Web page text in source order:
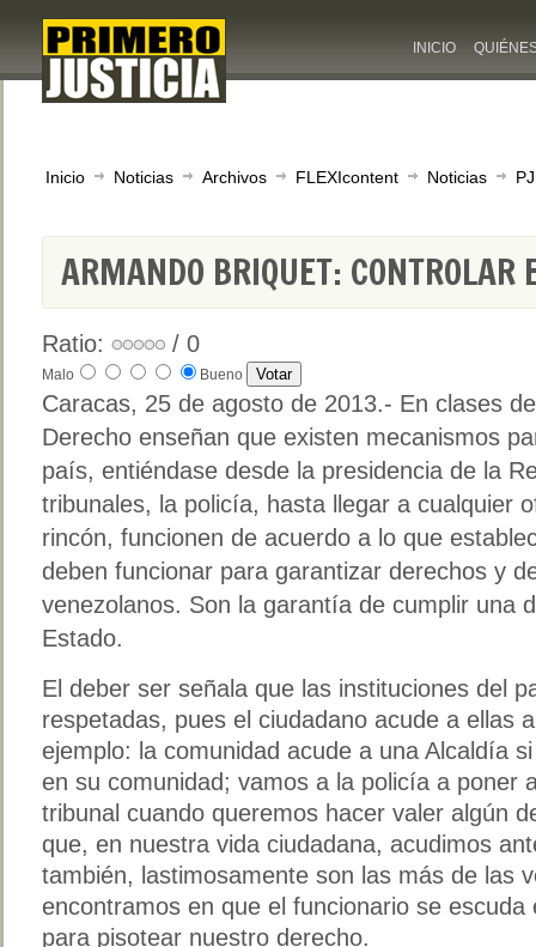
INICIO
Inicio Noticias Archivos FLEXIcontent Noticias
ARMANDO BRIQUET: CONTROLAR
Ratio: / 0
Malo Bueno
Caracas, 25 de agosto de 2013.- En clases de
Derecho enseñan que existen mecanismos
país, entiéndase desde la presidencia de la
tribunales, la policía, hasta llegar a cualquier
rincón, funcionen de acuerdo a lo que
deben funcionar para garantizar derechos y
venezolanos. Son la garantía de cumplir una
Estado.
El deber ser señala que las instituciones del
respetadas, pues el ciudadano acude a ellas
ejemplo: la comunidad acude a una Alcaldía
en su comunidad; vamos a la policía a poner
tribunal cuando queremos hacer valer algún
que, en nuestra vida ciudadana, acudimos
también, lastimosamente son las más de las
encontramos en que el funcionario se
para pisotear nuestro derecho.